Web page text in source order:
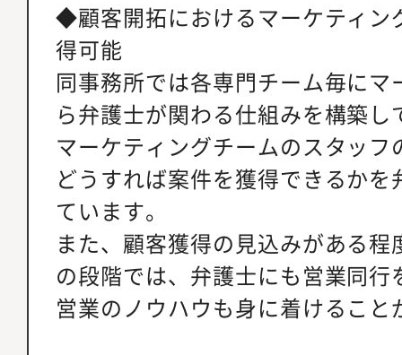
◆顧客開拓におけるマーケティン
得可能
同事務所では各専門チーム毎に
ら弁護士が関わる仕組みを構築し
マーケティングチームのスタッ
どうすれば案件を獲得できるか
ています。
また、顧客獲得の見込みがある
の段階では、弁護士にも営業同
営業のノウハウも身に着けること